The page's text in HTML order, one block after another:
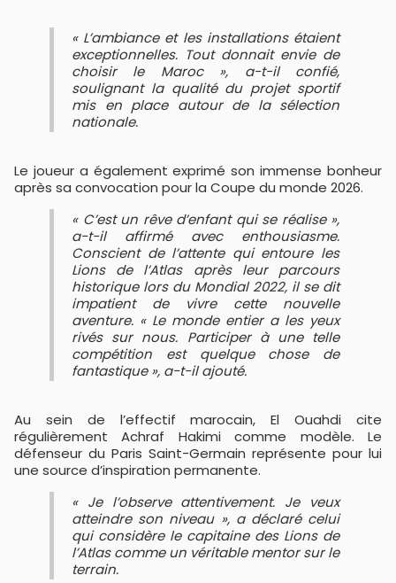
« L’ambiance et les installations étaient
exceptionnelles. Tout donnait envie de
choisir le Maroc », a-t-il confié,
soulignant la qualité du projet sportif
mis en place autour de la sélection
nationale.
Le joueur a également exprimé son immense bonheur
après sa convocation pour la Coupe du monde 2026.
« C’est un rêve d’enfant qui se réalise »,
a-t-il affirmé avec enthousiasme.
Conscient de l’attente qui entoure les
Lions de l’Atlas après leur parcours
historique lors du Mondial 2022, il se dit
impatient de vivre cette nouvelle
aventure. « Le monde entier a les yeux
rivés sur nous. Participer à une telle
compétition est quelque chose de
fantastique », a-t-il ajouté.
Au sein de l’effectif marocain, El Ouahdi cite
régulièrementAchraf Hakimi comme modèle. Le
défenseur du Paris Saint-Germain représente pour lui
une source d’inspiration permanente.
« Je l’observe attentivement. Je veux
atteindre son niveau », a déclaré celui
qui considère le capitaine des Lions de
l’Atlas comme un véritable mentor sur le
terrain.